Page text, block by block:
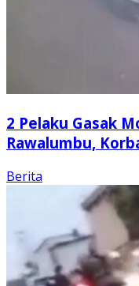
2 Pelaku Gasak
Rawalumbu,
Berita